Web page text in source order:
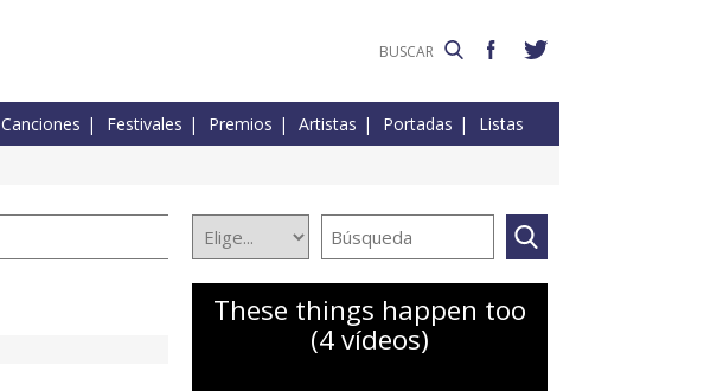
Canciones Festivales Premios Artistas Portadas Listas
These things happen too
(4 vídeos)